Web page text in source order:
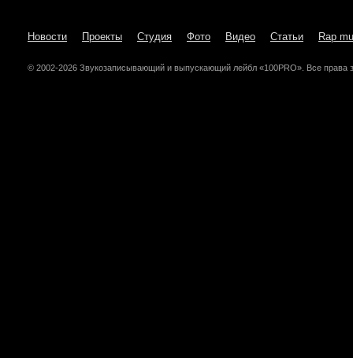
Новости Проекты Студия Фото Видео Статьи Rap
© 2002-2026 Звукозаписывающий и выпускающий лейбл «100PRO». Все